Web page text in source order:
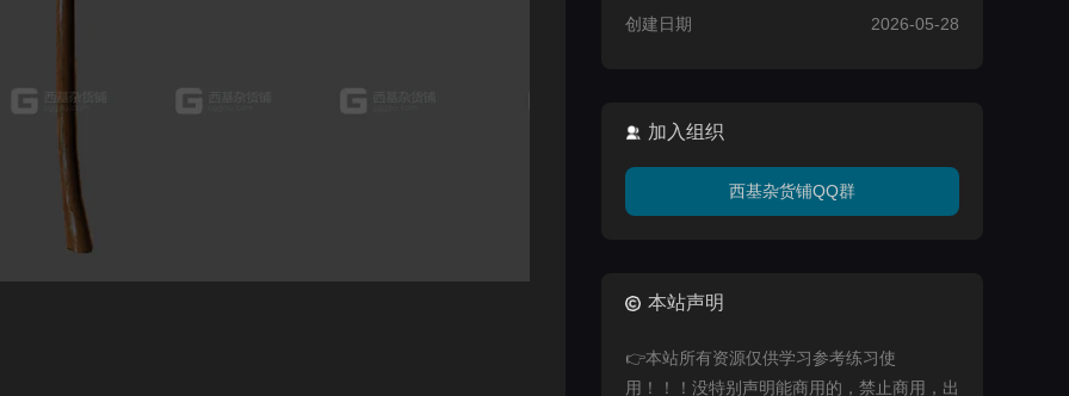
创建日期 2026-05-28
加入组织
西基杂货铺QQ群
本站声明
👉本站所有资源仅供学习参考练习使
用！！！没特别声明能商用的，禁止商用，出